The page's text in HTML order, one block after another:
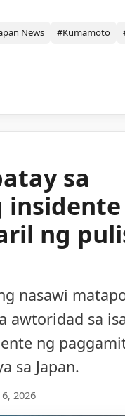
News #Kumamoto
sa
insidente
ng
nasawi
awtoridad sa
ng
sa Japan.
2026